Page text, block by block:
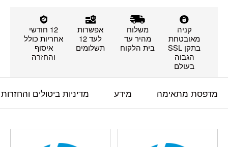
קניה
מאובטחת
בתקן SSL
הגבוה
בעולם
משלוח
מהיר עד
בית הלקוח
אפשרות
לעד 12
תשלומים
12 חודשי
אחריות כולל
איסוף
והחזרה
מדפסת מתאימה מידע מדיניות ביטולים והחזרות